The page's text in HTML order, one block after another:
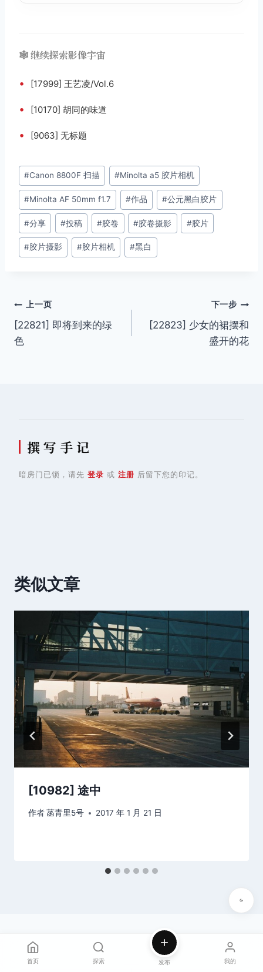
🕸️ 继续探索影像宇宙
• [17999] 王艺凌/Vol.6
• [10170] 胡同的味道
• [9063] 无标题
文
章
标
签：
#Canon 8800F 扫描 #Minolta a5 胶片相机
#Minolta AF 50mm f1.7 #作品 #公元黑白胶片
#分享 #投稿 #胶卷 #胶卷摄影 #胶片
#胶片摄影 #胶片相机 #黑白
文
章
上一页
[22821] 即将到来的绿
色
下一步
[22823] 少女的裙摆和
盛开的花
撰 写 手 记
暗房门已锁，请先 登录 或 注册 后留下您的印记。
类似文章
[10982] 途中
作者菡青里5号 2017 年 1 月 21 日
首页 探索 发布 我的